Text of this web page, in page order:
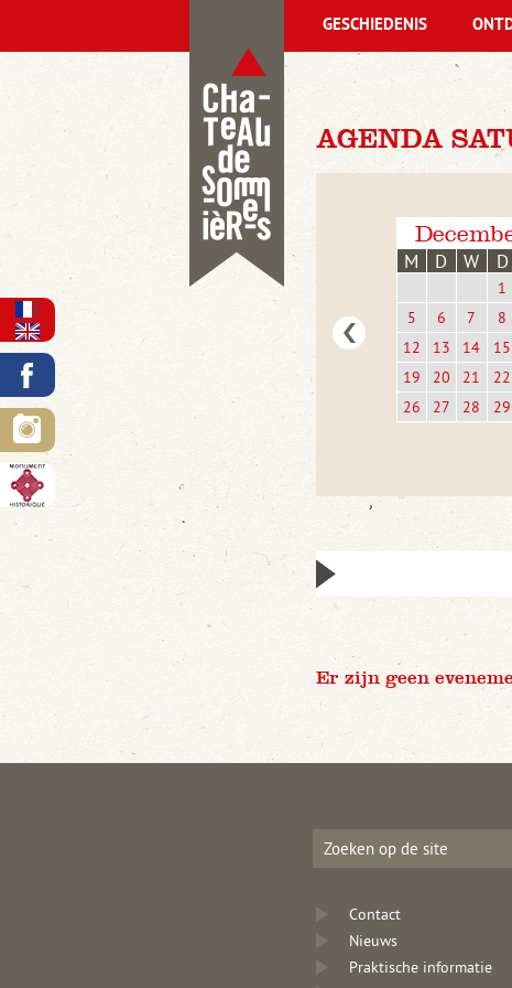
AGENDA
M D W D
1
5
6 7 8
12
13 14 15
19
20 21 22
26
27 28 29
Er zijn geen
GESCHIEDENIS
Contact
Nieuws
Praktische informatie